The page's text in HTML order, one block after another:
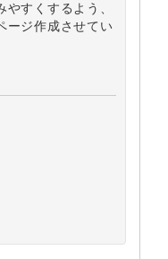
すくするよう、
ージ作成させてい